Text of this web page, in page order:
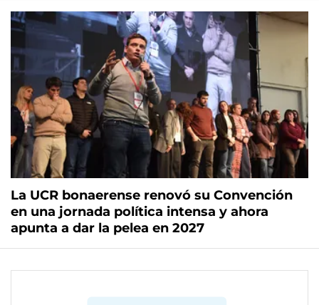
La UCR bonaerense renovó su Convención
en una jornada política intensa y ahora
apunta a dar la pelea en 2027